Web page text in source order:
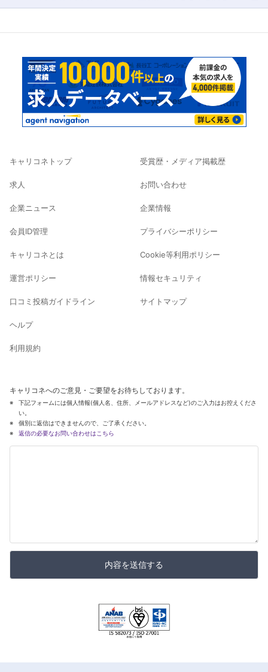
キャリコネトップ
求人
企業ニュース
会員ID管理
キャリコネとは
運営ポリシー
口コミ投稿ガイドライン
ヘルプ
利用規約
受賞歴・メディア掲載歴
お問い合わせ
企業情報
プライバシーポリシー
Cookie等利用ポリシー
情報セキュリティ
サイトマップ
キャリコネへのご意見・ご要望をお待ちしております。
下記フォームには個人情報(個人名、住所、メールアドレスなど)のご入力はお控えくださ
い。
個別に返信はできませんので、ご了承ください。
返信の必要なお問い合わせはこちら
内容を送信する